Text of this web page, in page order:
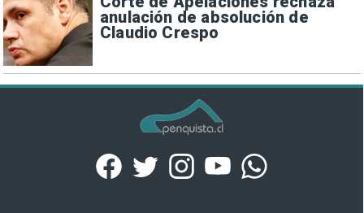
anulación de absolución de
Claudio Crespo